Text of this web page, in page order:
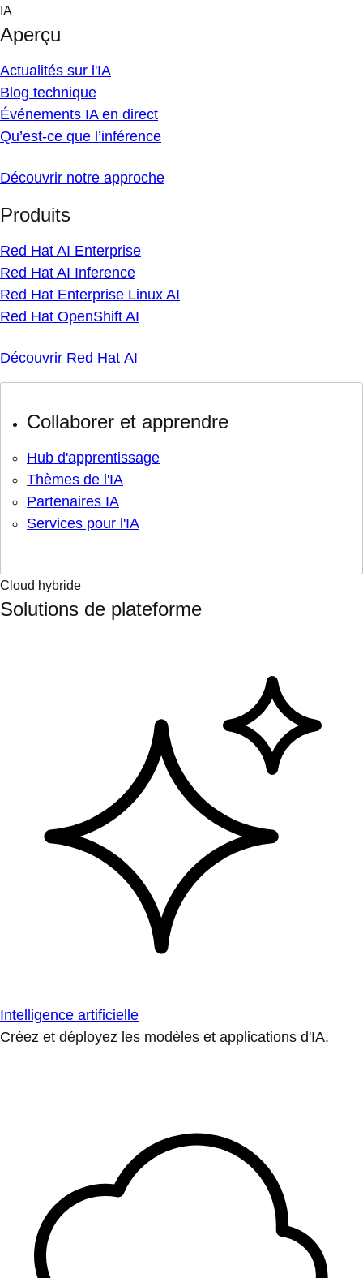
Skip
content
IA
Aperçu
Actualités sur l'IA
Blog technique
Événements IA en direct
Qu’est-ce que l’inférence
Découvrir notre approche
Produits
Red Hat AI Enterprise
Red Hat AI Inference
Red Hat Enterprise Linux AI
Red Hat OpenShift AI
Découvrir Red Hat AI
Collaborer et apprendre
Hub d'apprentissage
Thèmes de l'IA
Partenaires IA
Services pour l'IA
Cloud hybride
Solutions de plateforme
Intelligence artificielle
Créez et déployez les modèles et applications d'IA.